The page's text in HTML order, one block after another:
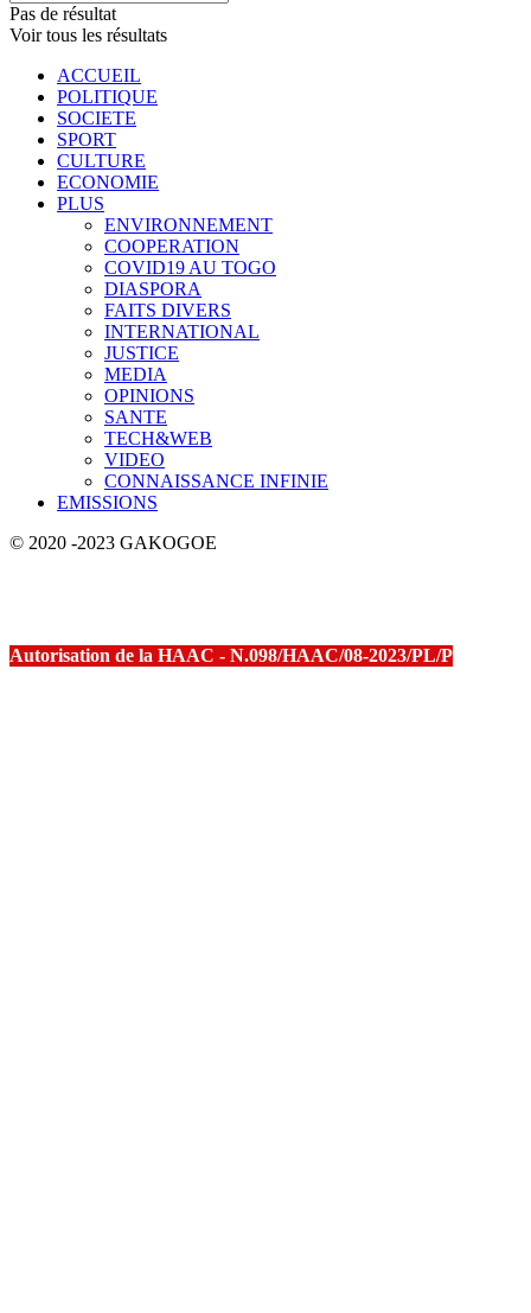
Pas de résultat
Voir tous les résultats
ACCUEIL
POLITIQUE
SOCIETE
SPORT
CULTURE
ECONOMIE
PLUS
ENVIRONNEMENT
COOPERATION
COVID19 AU TOGO
DIASPORA
FAITS DIVERS
INTERNATIONAL
JUSTICE
MEDIA
OPINIONS
SANTE
TECH&WEB
VIDEO
CONNAISSANCE INFINIE
EMISSIONS
© 2020 -2023 GAKOGOE
Autorisation de la HAAC - N.098/HAAC/08-2023/PL/P